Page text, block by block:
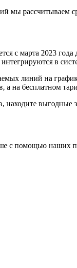
мы рассчитываем
с марта 2023
в
линий на
на бесплатном
находите
с помощью